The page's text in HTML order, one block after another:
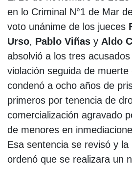
en lo Criminal N°1 de Mar
voto unánime de los jueces
Urso, Pablo Viñas y Aldo
absolvió a los tres
violación seguida de
condenó a ocho años de
primeros por tenencia de
comercialización agravado
de menores en
Esa sentencia se revisó y
ordenó que se realizara un